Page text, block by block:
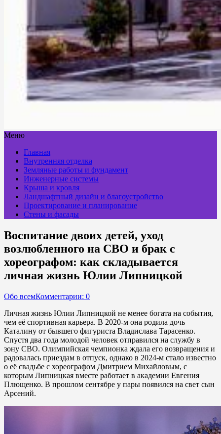
Меню
Главная
Внутренняя отделка
Земляные работы и фундамент
Инженерные системы
Крыша и кровля
Ландшафтный дизайн и благоустройство
Проектирование и планирование
Стены и фасады
Воспитание двоих детей, уход
возлюбленного на СВО и брак с
хореографом: как складывается
личная жизнь Юлии Липницкой
Обо всемКомментарии: 0
Личная жизнь Юлии Липницкой не менее богата на события,
чем её спортивная карьера. В 2020-м она родила дочь
Каталину от бывшего фигуриста Владислава Тарасенко.
Спустя два года молодой человек отправился на службу в
зону СВО. Олимпийская чемпионка ждала его возвращения и
радовалась приездам в отпуск, однако в 2024-м стало известно
о её свадьбе с хореографом Дмитрием Михайловым, с
которым Липницкая вместе работает в академии Евгения
Плющенко. В прошлом сентябре у пары появился на свет сын
Арсений.